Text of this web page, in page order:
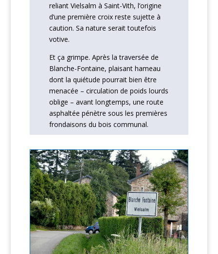
reliant Vielsalm à Saint-Vith, l’origine
d’une première croix reste sujette à
caution. Sa nature serait toutefois
votive.
Et ça grimpe. Après la traversée de
Blanche-Fontaine, plaisant hameau
dont la quiétude pourrait bien être
menacée – circulation de poids lourds
oblige – avant longtemps, une route
asphaltée pénètre sous les premières
frondaisons du bois communal.